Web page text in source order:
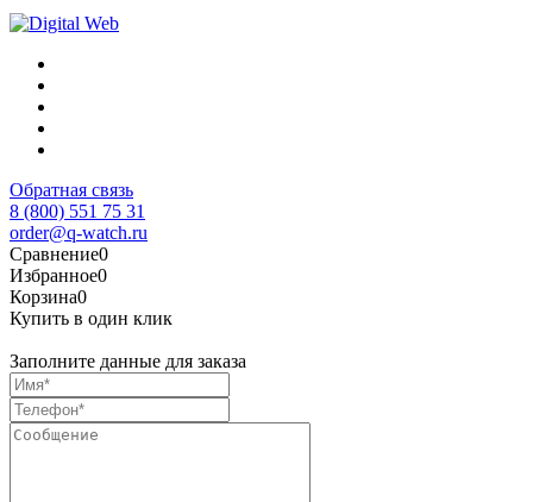
Обратная связь
8 (800) 551 75 31
order@q-watch.ru
Сравнение0
Избранное0
Корзина0
Купить в один клик
Заполните данные для заказа